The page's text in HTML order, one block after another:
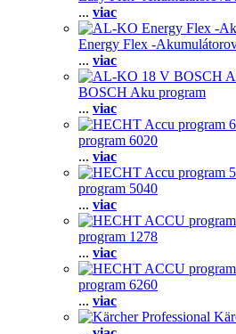
... viac
Energy Flex -
... viac
BOSCH Aku program
... viac
program 6020
... viac
program 5040
... viac
program 1278
... viac
program 6260
... viac